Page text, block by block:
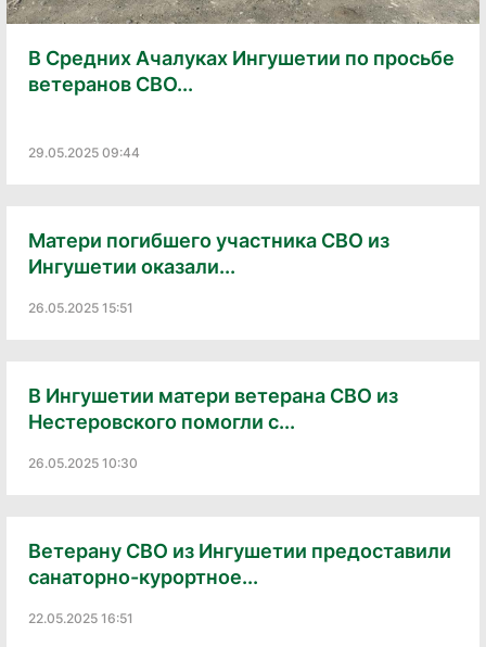
В Средних Ачалуках Ингушетии по просьбе
ветеранов СВО...
29.05.2025 09:44
Матери погибшего участника СВО из
Ингушетии оказали...
26.05.2025 15:51
В Ингушетии матери ветерана СВО из
Нестеровского помогли с...
26.05.2025 10:30
Ветерану СВО из Ингушетии предоставили
санаторно-курортное...
22.05.2025 16:51